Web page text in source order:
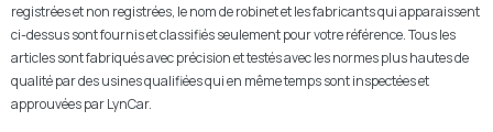
registrées et non registrées, le nom de robinet et les fabricants qui apparaissent
ci-dessus sont fournis et classifiés seulement pour votre référence. Tous les
articles sont fabriqués avec précision et testés avec les normes plus hautes de
qualité par des usines qualifiées qui en même temps sont inspectées et
approuvées par LynCar.